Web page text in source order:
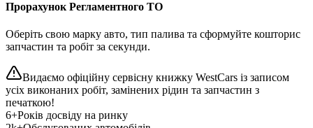
Прорахунок Регламентного ТО
Оберіть свою марку авто, тип палива та сформуйте кошторис
запчастин та робіт за секунди.
Видаємо офіційну сервісну книжку WestCars із записом
усіх виконаних робіт, замінених рідин та запчастин з
печаткою!
6+Років досвіду на ринку